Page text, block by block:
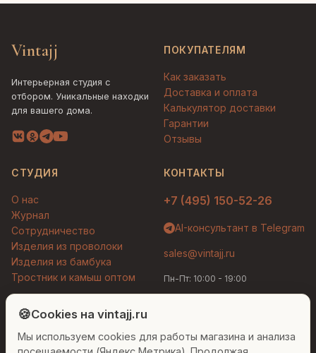
Vintajj
Интерьерная студия с
отбором. Уникальные находки
для вашего дома.
ПОКУПАТЕЛЯМ
Как заказать
Доставка и оплата
Калькулятор доставки
Гарантии
Отзывы
СТУДИЯ
О нас
Журнал
Сотрудничество
Изделия из проволоки
Изделия из бамбука
Тростник и камыш оптом
КОНТАКТЫ
+7 (495) 150-52-26
AI-консультант в Telegram
sales@vintajj.ru
Пн-Пт: 10:00 - 19:00
© 2026 Vintajj. Все права защищены.
Договор оферты
Политика конфиденциальности
🍪Cookies на vintajj.ru
Мы используем cookies для работы магазина и анализа
Людмила
Привет! Я Людмила, ваш персональный
консультант по декору. Чем могу помочь?